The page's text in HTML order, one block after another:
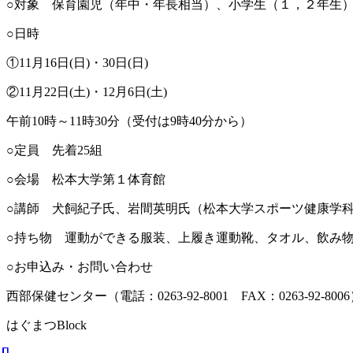
○対象 保育園児（年中・年長相当）、小学生（１，２年生
○日時
①11月16日(日)・30日(日)
②11月22日(土)・12月6日(土)
午前10時～11時30分（受付は9時40分から）
○定員 先着25組
○会場 松本大学第１体育館
○講師 犬飼紀子氏、岩間英明氏（松本大学スポーツ健康学科
○持ち物 運動ができる服装、上履き運動靴、タオル、飲み物
○お申込み・お問い合わせ
西部保健センター（電話：0263-92-8001 FAX：0263-92-8006
はぐまつBlock